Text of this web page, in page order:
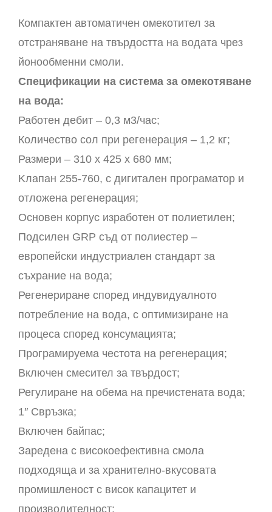
Компактен автоматичен омекотител за
отстраняване на твърдостта на водата чрез
йонообменни смоли.
Спецификации на система за омекотяване
на вода:
Работен дебит – 0,3 м3/час;
Количество сол при регенерация – 1,2 кг;
Размери – 310 х 425 х 680 мм;
Kлапан 255-760, с дигитален програматор и
отложена регенерация;
Основен корпус изработен от полиетилен;
Подсилен GRP съд от полиестер –
европейски индустриален стандарт за
съхрание на вода;
Регенериране според индувидуалното
потребление на вода, с оптимизиране на
процеса според консумацията;
Програмируема честота на регенерация;
Включен смесител за твърдост;
Регулиране на обема на пречистената вода;
1″ Свръзка;
Включен байпас;
Заредена с високоефективна смола
подходяща и за хранително-вкусовата
промишленост с висок капацитет и
производителност;